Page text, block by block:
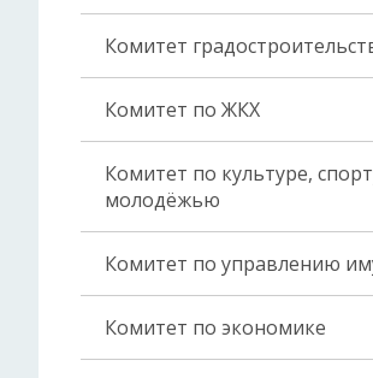
Комитет
Комитет по ЖКХ
Комитет по культуре,
молодёжью
Комитет по управлению
Комитет по экономике